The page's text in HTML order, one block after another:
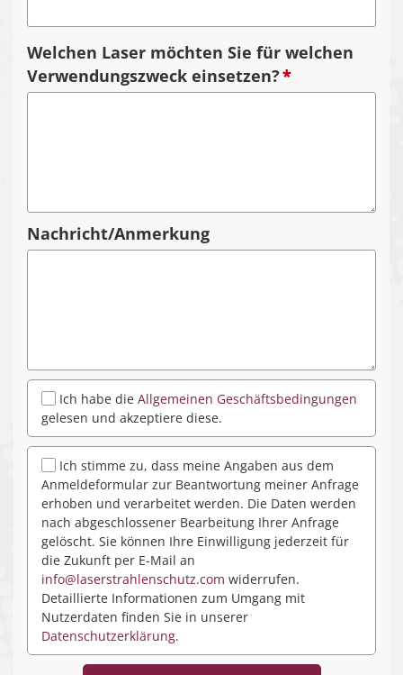
Welchen Laser möchten Sie für welchen
Verwendungszweck einsetzen?*
Nachricht/Anmerkung
Ich habe die Allgemeinen Geschäftsbedingungen
gelesen und akzeptiere diese.
Ich stimme zu, dass meine Angaben aus dem
Anmeldeformular zur Beantwortung meiner Anfrage
erhoben und verarbeitet werden. Die Daten werden
nach abgeschlossener Bearbeitung Ihrer Anfrage
gelöscht. Sie können Ihre Einwilligung jederzeit für
die Zukunft per E-Mail an
info@laserstrahlenschutz.com widerrufen.
Detaillierte Informationen zum Umgang mit
Nutzerdaten finden Sie in unserer
Datenschutzerklärung.